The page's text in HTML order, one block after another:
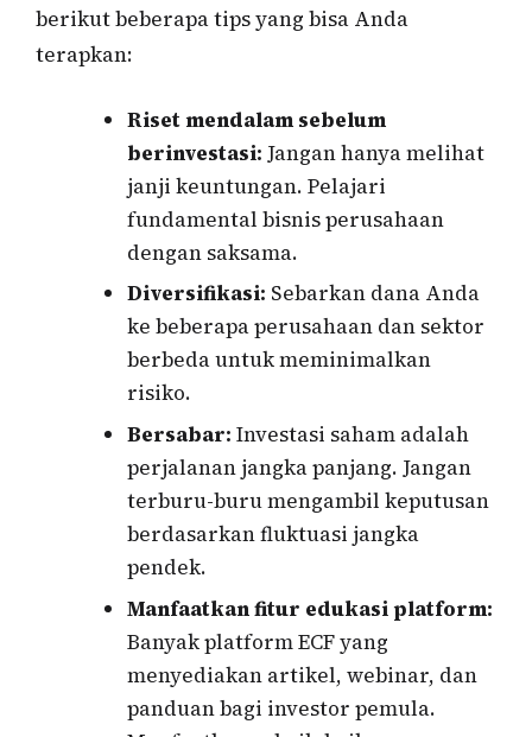
berikut beberapa tips yang bisa Anda
terapkan:
Riset mendalam sebelum
berinvestasi: Jangan hanya melihat
janji keuntungan. Pelajari
fundamental bisnis perusahaan
dengan saksama.
Diversifikasi: Sebarkan dana Anda
ke beberapa perusahaan dan sektor
berbeda untuk meminimalkan
risiko.
Bersabar: Investasi saham adalah
perjalanan jangka panjang. Jangan
terburu-buru mengambil keputusan
berdasarkan fluktuasi jangka
pendek.
Manfaatkan fitur edukasi platform:
Banyak platform ECF yang
menyediakan artikel, webinar, dan
panduan bagi investor pemula.